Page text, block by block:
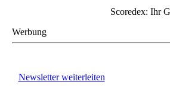
Scoredex: Ihr
Werbung
Newsletter weiterleiten